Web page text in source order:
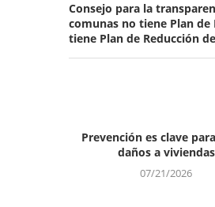
Consejo para la
comunas no tiene Plan de
tiene Plan de Reducción
Prevención es clave
daños a viviendas
07/21/2026